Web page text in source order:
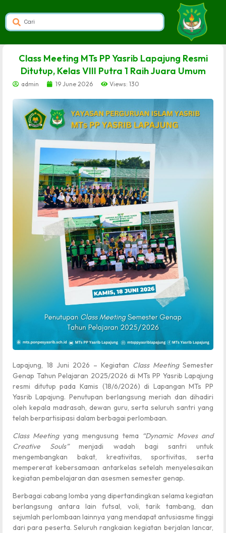
Class Meeting MTs PP Yasrib Lapajung Resmi
Ditutup, Kelas VIII Putra 1 Raih Juara Umum
admin 19 June 2026 Views: 130
Lapajung, 18 Juni 2026 – Kegiatan Class MeetingSemester
Genap Tahun Pelajaran 2025/2026 di MTs PP Yasrib Lapajung
resmi ditutup pada Kamis (18/6/2026) di Lapangan MTs PP
Yasrib Lapajung. Penutupan berlangsung meriah dan dihadiri
oleh kepala madrasah, dewan guru, serta seluruh santri yang
telah berpartisipasi dalam berbagai perlombaan.
Class Meetingyang mengusung tema “Dynamic Moves and
Creative Souls”menjadi wadah bagi santri untuk
mengembangkan bakat, kreativitas, sportivitas, serta
mempererat kebersamaan antarkelas setelah menyelesaikan
kegiatan pembelajaran dan asesmen semester genap.
Berbagai cabang lomba yang dipertandingkan selama kegiatan
berlangsung antara lain futsal, voli, tarik tambang, dan
sejumlah perlombaan lainnya yang mendapat antusiasme tinggi
dari para peserta. Seluruh rangkaian kegiatan berjalan lancar,